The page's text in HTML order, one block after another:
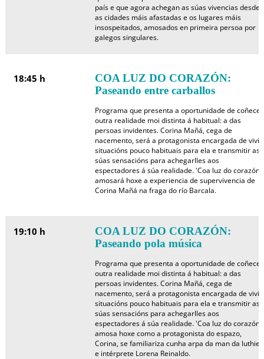
país e que agora achegan as súas vivencias desde
as cidades máis afastadas e os lugares máis
insospeitados, amosados en primeira persoa por
galegos singulares.
18:45 h
COA LUZ DO CORAZÓN:
Paseando entre carballos
Programa que presenta a oportunidade de coñecer
outra realidade moi distinta á habitual: a das
persoas invidentes. Corina Mañá, cega de
nacemento, será a protagonista encargada de vivir
situacións pouco habituais para ela e transmitir as
súas sensacións para achegarlles aos
espectadores á súa realidade. 'Coa luz do corazón'
amosará hoxe a experiencia de supervivencia de
Corina Mañá na fraga do río Barcala.
19:10 h
COA LUZ DO CORAZÓN:
Paseando pola música
Programa que presenta a oportunidade de coñecer
outra realidade moi distinta á habitual: a das
persoas invidentes. Corina Mañá, cega de
nacemento, será a protagonista encargada de vivir
situacións pouco habituais para ela e transmitir as
súas sensacións para achegarlles aos
espectadores á súa realidade. 'Coa luz do corazón'
amosa hoxe como a protagonista do espazo,
Corina, se familiariza cunha arpa da man da luthier
e intérprete Lorena Reinaldo.